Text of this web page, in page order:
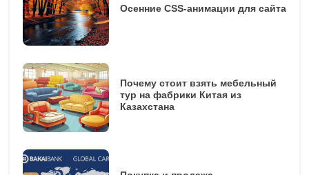
Осенние CSS-анимации для сайта
Почему стоит взять мебельный
тур на фабрики Китая из
Казахстана